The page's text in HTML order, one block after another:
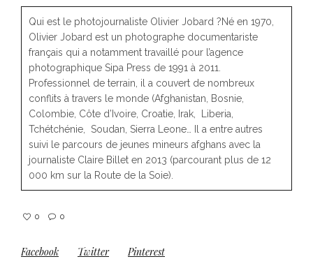
Qui est le photojournaliste Olivier Jobard ?Né en 1970,
Olivier Jobard est un photographe documentariste
français qui a notamment travaillé pour l’agence
photographique Sipa Press de 1991 à 2011.
Professionnel de terrain, il a couvert de nombreux
conflits à travers le monde (Afghanistan, Bosnie,
Colombie, Côte d’Ivoire, Croatie, Irak, Liberia,
Tchétchénie, Soudan, Sierra Leone… Il a entre autres
suivi le parcours de jeunes mineurs afghans avec la
journaliste Claire Billet en 2013 (parcourant plus de 12
000 km sur la Route de la Soie).
0 0
Facebook Twitter Pinterest